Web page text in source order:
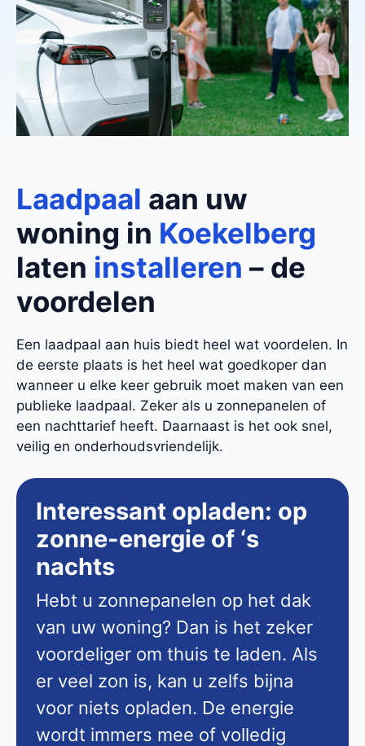
Laadpaal aan uw
woning in Koekelberg
laten installeren – de
voordelen
Een laadpaal aan huis biedt heel wat voordelen. In
de eerste plaats is het heel wat goedkoper dan
wanneer u elke keer gebruik moet maken van een
publieke laadpaal. Zeker als u zonnepanelen of
een nachttarief heeft. Daarnaast is het ook snel,
veilig en onderhoudsvriendelijk.
Interessant opladen: op
zonne-energie of ‘s
nachts
Hebt u zonnepanelen op het dak
van uw woning? Dan is het zeker
voordeliger om thuis te laden. Als
er veel zon is, kan u zelfs bijna
voor niets opladen. De energie
wordt immers mee of volledig